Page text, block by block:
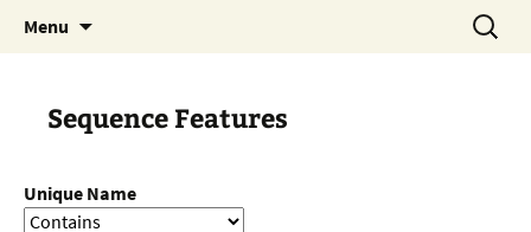
Menu
Search
for:
Sequence Features
Unique Name